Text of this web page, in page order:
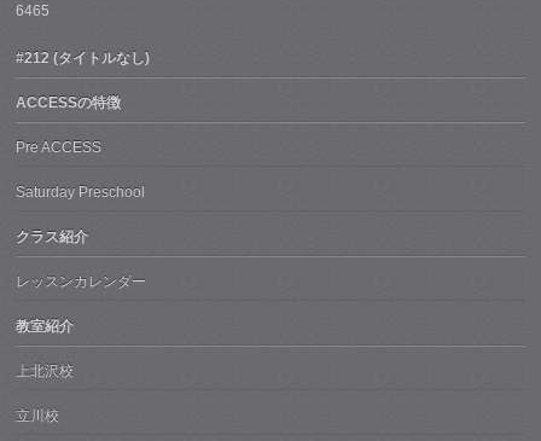
6465
#212 (タイトルなし)
ACCESSの特徴
Pre ACCESS
Saturday Preschool
クラス紹介
レッスンカレンダー
教室紹介
上北沢校
立川校